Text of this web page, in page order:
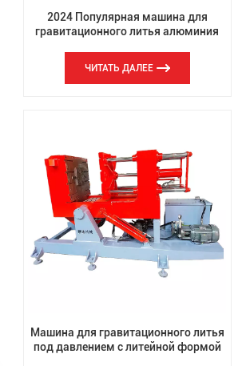
2024 Популярная машина для
гравитационного литья алюминия
ЧИТАТЬ ДАЛЕЕ
Машина для гравитационного литья
под давлением с литейной формой